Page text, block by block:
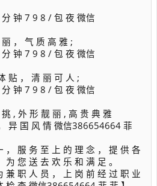
钟 7 9 8 / 包 夜 微信
， 气 质 高 雅 ;
钟 7 9 8 / 包 夜 微信
贴 ， 清 丽 可 人 ;
钟 7 9 8 / 包 夜 微信
, 外 形 靓 丽 , 高 贵 典 雅
异 国 风 情 微信386654664 菲
， 服 务 至 上 的 理 念 ， 提 供 各
您 送 去 欢 乐 和 满 足 。
兼 职 人 员 ， 上 岗 前 经 过 职 业